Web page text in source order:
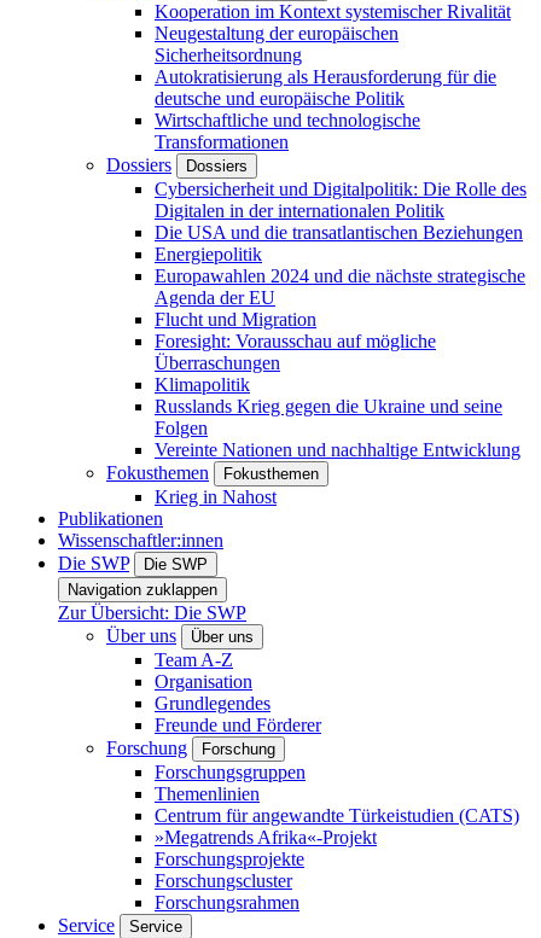
Kooperation im Kontext systemischer Rivalität
Neugestaltung der europäischen
Sicherheitsordnung
Autokratisierung als Herausforderung für die
deutsche und europäische Politik
Wirtschaftliche und technologische
Transformationen
Dossiers
Dossiers
Cybersicherheit und Digitalpolitik: Die Rolle des
Digitalen in der internationalen Politik
Die USA und die transatlantischen Beziehungen
Energiepolitik
Europawahlen 2024 und die nächste strategische
Agenda der EU
Flucht und Migration
Foresight: Vorausschau auf mögliche
Überraschungen
Klimapolitik
Russlands Krieg gegen die Ukraine und seine
Folgen
Vereinte Nationen und nachhaltige Entwicklung
Fokusthemen
Fokusthemen
Krieg in Nahost
Publikationen
Wissenschaftler:innen
Die SWP
Die SWP
Navigation zuklappen
Zur Übersicht: Die SWP
Über uns
Über uns
Team A-Z
Organisation
Grundlegendes
Freunde und Förderer
Forschung
Forschung
Forschungsgruppen
Themenlinien
Centrum für angewandte Türkeistudien (CATS)
»Megatrends Afrika«-Projekt
Forschungsprojekte
Forschungscluster
Forschungsrahmen
Service
Service